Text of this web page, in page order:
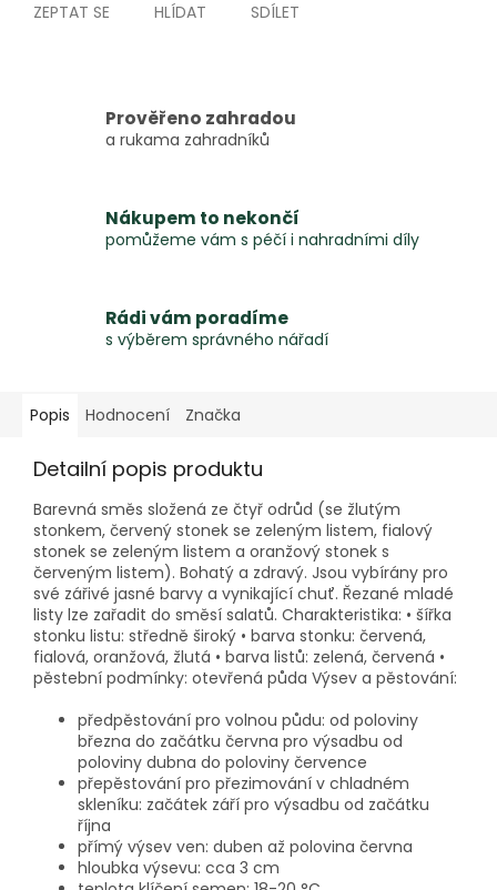
ZEPTAT SE HLÍDAT SDÍLET
Prověřeno zahradou
a rukama zahradníků
Nákupem to nekončí
pomůžeme vám s péčí i nahradními díly
Rádi vám poradíme
s výběrem správného nářadí
Popis Hodnocení Značka
Detailní popis produktu
Barevná směs složená ze čtyř odrůd (se žlutým
stonkem, červený stonek se zeleným listem, fialový
stonek se zeleným listem a oranžový stonek s
červeným listem). Bohatý a zdravý. Jsou vybírány pro
své zářivé jasné barvy a vynikající chuť. Řezané mladé
listy lze zařadit do směsí salatů. Charakteristika: • šířka
stonku listu: středně široký • barva stonku: červená,
fialová, oranžová, žlutá • barva listů: zelená, červená •
pěstební podmínky: otevřená půda Výsev a pěstování:
předpěstování pro volnou půdu: od poloviny
března do začátku června pro výsadbu od
poloviny dubna do poloviny července
přepěstování pro přezimování v chladném
skleníku: začátek září pro výsadbu od začátku
října
přímý výsev ven: duben až polovina června
hloubka výsevu: cca 3 cm